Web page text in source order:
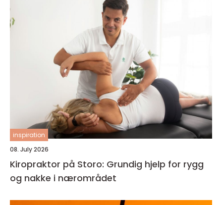
inspiration
08. July 2026
Kiropraktor på Storo: Grundig hjelp for rygg
og nakke i nærområdet